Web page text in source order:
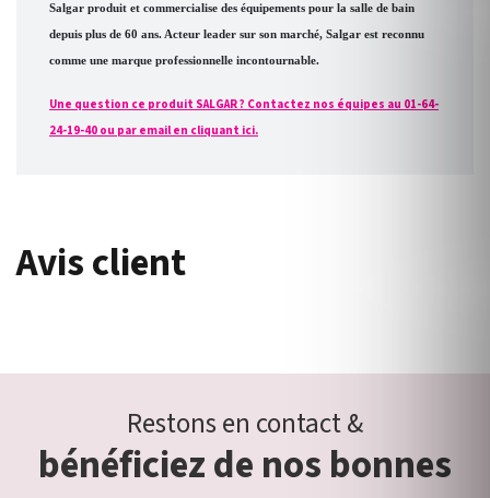
Salgar produit et commercialise des équipements pour la salle de bain
depuis plus de 60 ans. Acteur leader sur son marché, Salgar est reconnu
comme une marque professionnelle incontournable.
Une question ce produit SALGAR ? Contactez nos équipes au 01-64-
24-19-40 ou par email en cliquant ici.
Avis client
Restons en contact &
bénéficiez de nos bonnes